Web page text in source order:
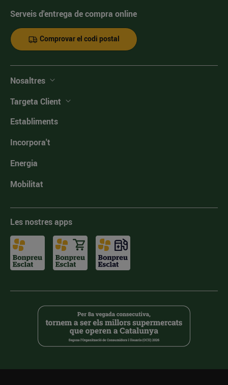
Serveis d'entrega de compra online
Comprovar el codi postal
Nosaltres
Targeta Client
Establiments
Incorpora't
Energia
Mobilitat
Les nostres apps